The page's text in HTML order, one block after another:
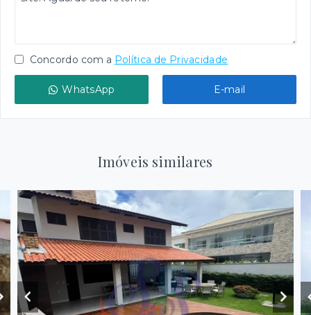
Concordo com a Política de Privacidade
WhatsApp E-mail
Imóveis similares